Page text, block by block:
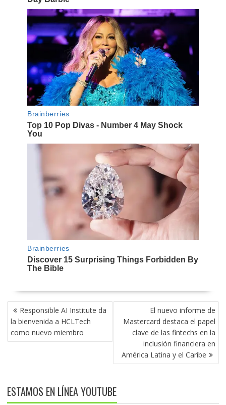
NAVEGACIÓN
DE
ENTRADAS
Responsible AI Institute da
la bienvenida a HCLTech
como nuevo miembro
El nuevo informe de
Mastercard destaca el papel
clave de las fintechs en la
inclusión financiera en
América Latina y el Caribe
ESTAMOS EN LÍNEA YOUTUBE